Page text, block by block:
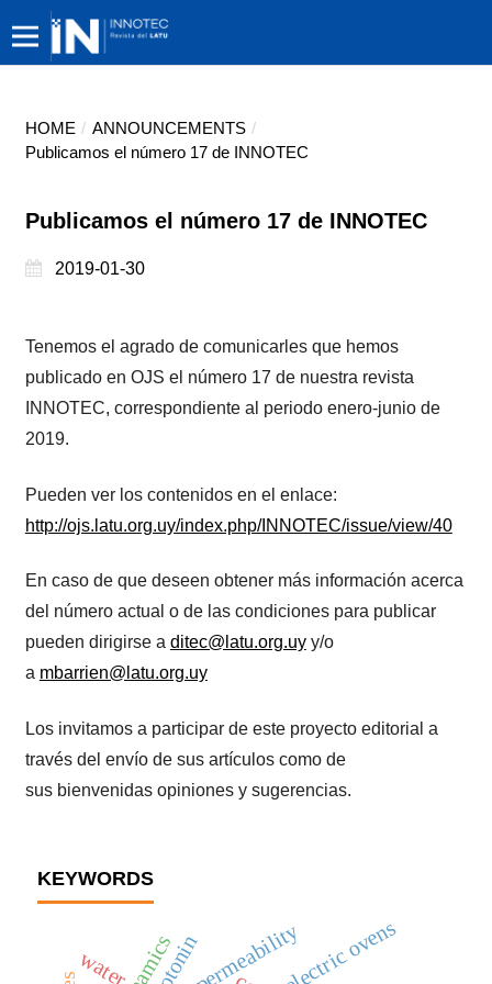
HOME / ANNOUNCEMENTS /
Publicamos el número 17 de INNOTEC
Publicamos el número 17 de INNOTEC
2019-01-30
Tenemos el agrado de comunicarles que hemos
publicado en OJS el número 17 de nuestra revista
INNOTEC, correspondiente al periodo enero-junio de
2019.
Pueden ver los contenidos en el enlace:
http://ojs.latu.org.uy/index.php/INNOTEC/issue/view/40
En caso de que deseen obtener más información acerca
del número actual o de las condiciones para publicar
pueden dirigirse a ditec@latu.org.uyy/o
a mbarrien@latu.org.uy
Los invitamos a participar de este proyecto editorial a
través del envío de sus artículos como de
sus bienvenidas opiniones y sugerencias.
KEYWORDS
permeabilityelectric ovens
water